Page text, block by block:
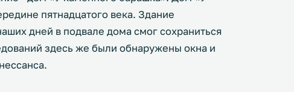
пятнадцатого века. Здание
дней в подвале дома смог сохраниться
здесь же были обнаружены окна и